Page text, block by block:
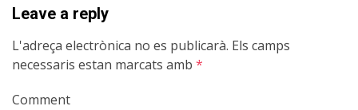
Leave a reply
L'adreça electrònica no es publicarà. Els camps
necessaris estan marcats amb *
Comment